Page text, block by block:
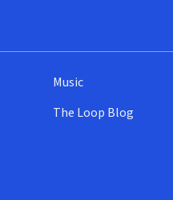
Music
The Loop Blog